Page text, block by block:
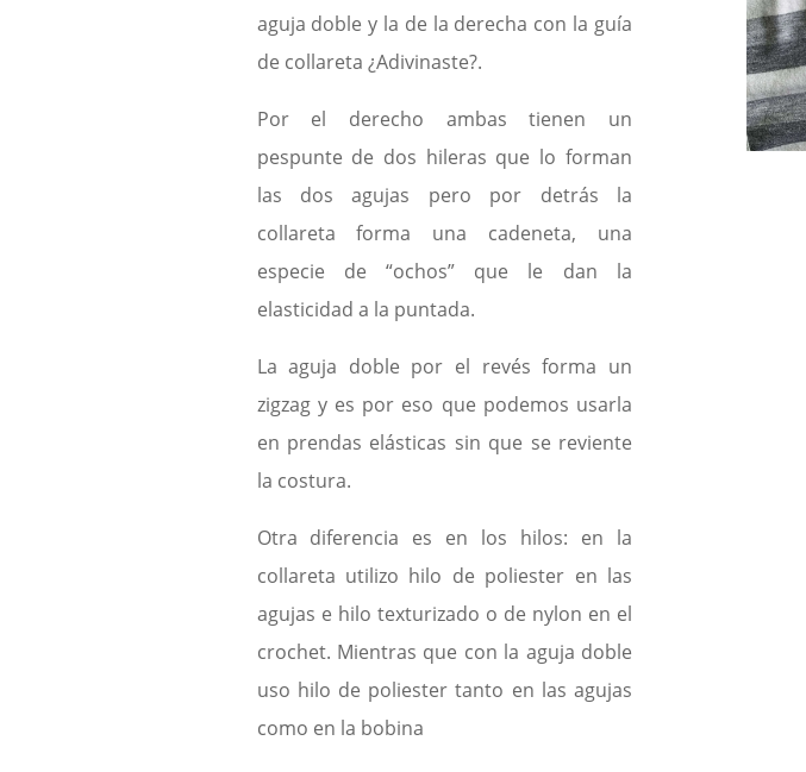
aguja doble y la de la derecha con la guía
de collareta ¿Adivinaste?.
Por el derecho ambas tienen un
pespunte de dos hileras que lo forman
las dos agujas pero por detrás la
collareta forma una cadeneta, una
especie de “ochos” que le dan la
elasticidad a la puntada.
La aguja doble por el revés forma un
zigzag y es por eso que podemos usarla
en prendas elásticas sin que se reviente
la costura.
Otra diferencia es en los hilos: en la
collareta utilizo hilo de poliester en las
agujas e hilo texturizado o de nylon en el
crochet. Mientras que con la aguja doble
uso hilo de poliester tanto en las agujas
como en la bobina